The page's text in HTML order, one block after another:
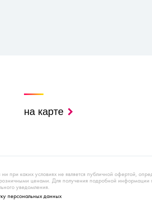
на карте
при каких условиях не является публичной офертой,
ценами. Для получения подробной информации
уведомления.
персональных данных